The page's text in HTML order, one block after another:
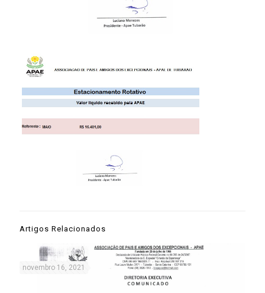
Artigos Relacionados
novembro 16, 2021